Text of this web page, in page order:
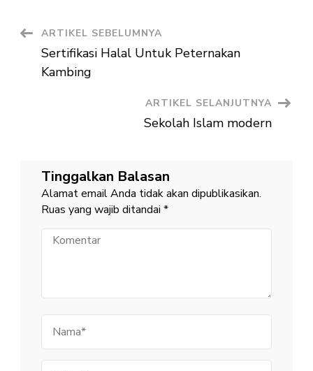
Navigasi
Artikel
ARTIKEL SEBELUMNYA
Sertifikasi Halal Untuk Peternakan
Kambing
ARTIKEL SELANJUTNYA
Sekolah Islam modern
Tinggalkan Balasan
Alamat email Anda tidak akan dipublikasikan.
Ruas yang wajib ditandai *
Komentar